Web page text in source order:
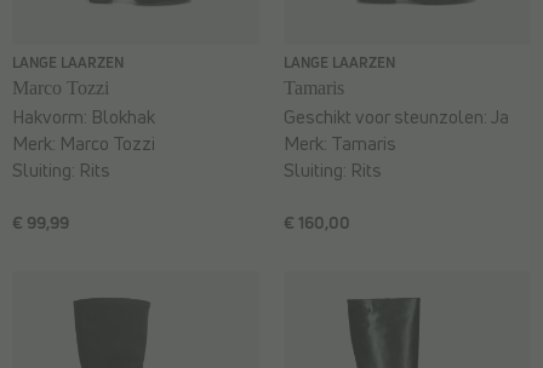
LANGE LAARZEN
Marco Tozzi
€ 99,99
Hakvorm: Blokhak
Merk: Marco Tozzi
Sluiting: Rits
LANGE LAARZEN
Tamaris
€ 160,00
Geschikt voor steunzolen:Ja
Merk: Tamaris
Sluiting: Rits